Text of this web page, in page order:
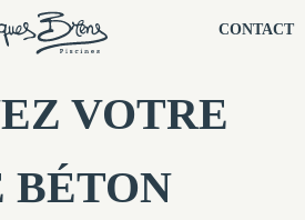
CONTACT
VOTRE
BÉTON